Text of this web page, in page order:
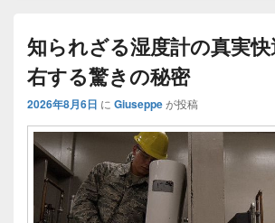
知られざる湿度計の真実
右する驚きの秘密
2026年8月6日 に Giuseppeが投稿